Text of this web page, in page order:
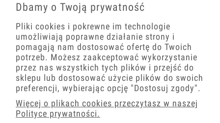
89,33 zł
− +
82,38 zł
− +
Dbamy o Twoją prywatność
Pliki cookies i pokrewne im technologie
umożliwiają poprawne działanie strony i
pomagają nam dostosować ofertę do Twoich
potrzeb. Możesz zaakceptować wykorzystanie
przez nas wszystkich tych plików i przejść do
sklepu lub dostosować użycie plików do swoich
preferencji, wybierając opcję "Dostosuj zgody".
Więcej o plikach cookies przeczytasz w naszej
Polityce prywatności.